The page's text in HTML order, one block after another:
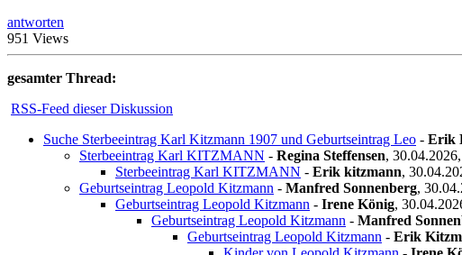
antworten
951 Views
gesamter Thread:
RSS-Feed dieser Diskussion
Suche Sterbeeintrag Karl Kitzmann 1907 und Geburtseintrag Leo - Erik
Sterbeeintrag Karl KITZMANN - Regina Steffensen,
Sterbeeintrag Karl KITZMANN - Erik kitzmann,
Geburtseintrag Leopold Kitzmann - Manfred Sonnenberg,
Geburtseintrag Leopold Kitzmann - Irene König,
Geburtseintrag Leopold Kitzmann - Manfred
Geburtseintrag Leopold Kitzmann - Erik